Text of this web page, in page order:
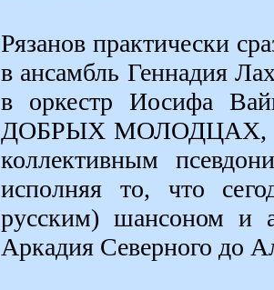
Рязанов практически
в ансамбль Геннадия
в оркестр Иосифа
ДОБРЫХ МОЛОДЦАХ, а
коллективным
исполняя то, что
русским) шансоном и
Аркадия Северного до